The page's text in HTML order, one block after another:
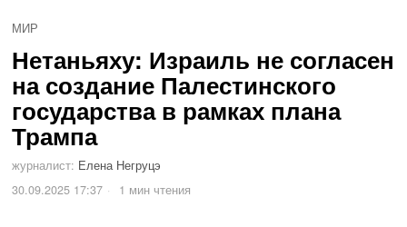
МИР
Нетаньяху: Израиль не согласен
на создание Палестинского
государства в рамках плана
Трампа
журналист: Елена Негруцэ
30.09.2025 17:37
1 мин чтения